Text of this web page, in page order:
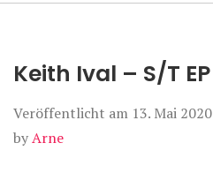
Keith Ival – S/T EP
Veröffentlicht am 13. Mai 2020
byArne